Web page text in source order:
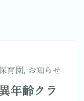
育園 , お知らせ
年齢クラ